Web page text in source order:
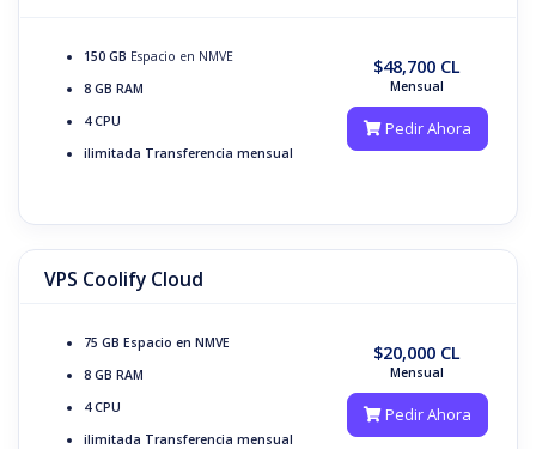
150 GB Espacio en NMVE
8 GB RAM
4 CPU
ilimitada Transferencia mensual
$48,700 CL
Mensual
Pedir Ahora
VPS Coolify Cloud
75 GB Espacio en NMVE
8 GB RAM
4 CPU
ilimitada Transferencia mensual
$20,000 CL
Mensual
Pedir Ahora